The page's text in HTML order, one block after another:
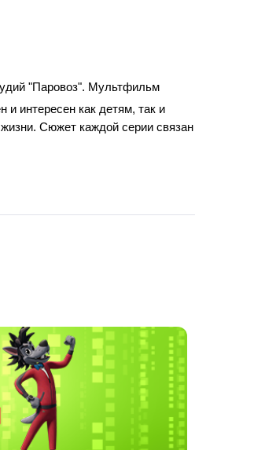
"Паровоз". Мультфильм
и интересен как детям, так и
Сюжет каждой серии связан